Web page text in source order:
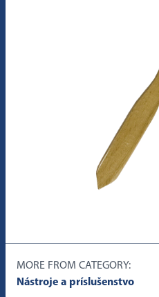
MORE FROM CATEGORY:
Nástroje a príslušenstvo